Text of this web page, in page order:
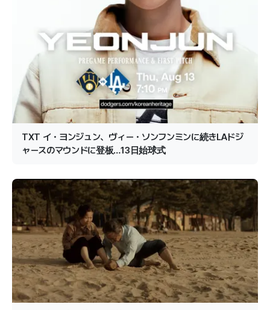
TXT イ・ヨンジュン、ヴィー・ソンフンミンに続きLAドジ
ャースのマウンドに登板…13日始球式